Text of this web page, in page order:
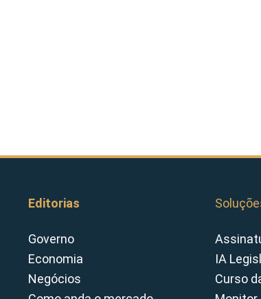
Editorias
Governo
Economia
Negócios
IA
Curso